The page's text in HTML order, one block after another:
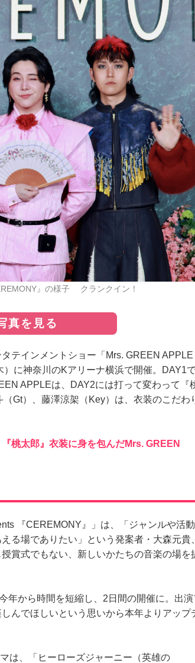
』の様子 クランクイン！
真を見る
テインメントショー「Mrs. GREEN APPLE
に神奈川のKアリーナ横浜で開催。DAY1
APPLEは、DAY2には打って変わって『
Gt）、藤澤涼架（Key）は、衣装のこだわ
桃太郎』衣装に身を包んだMrs. GREEN
『CEREMONY』」は、「ジャンルや活
る場でありたい」という発案者・大森元貴、
賞式でもない、新しいかたちの音楽の場を
から時間を短縮し、2日間の開催に。出演
んでほしいという思いから本年よりアップ
は、「ヒーローズジャーニー（英雄の